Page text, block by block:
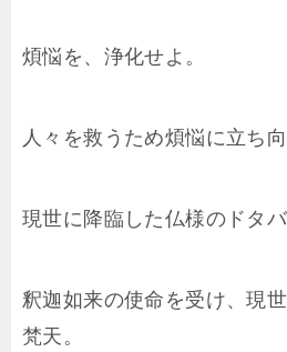
煩悩を、浄化せよ。
人々を救うため煩悩に立ち向
現世に降臨した仏様のドタ
釈迦如来の使命を受け、現
梵天。